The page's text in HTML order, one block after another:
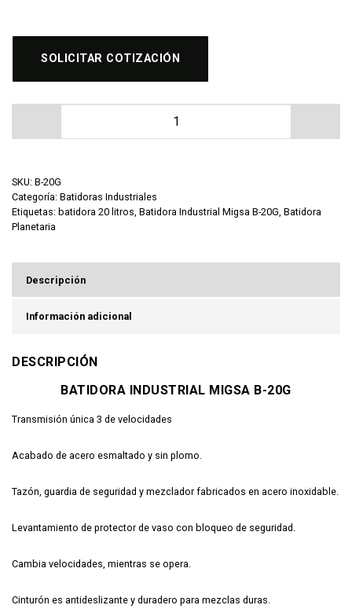
SOLICITAR COTIZACIÓN
Batidora Planetaria Migsa B-20G cantidad
SKU: B-20G
Categoría: Batidoras Industriales
Etiquetas: batidora 20 litros, Batidora Industrial Migsa B-20G, Batidora
Planetaria
Descripción
Información adicional
DESCRIPCIÓN
BATIDORA INDUSTRIAL MIGSA B-20G
Transmisión única 3 de velocidades
Acabado de acero esmaltado y sin plomo.
Tazón, guardia de seguridad y mezclador fabricados en acero inoxidable.
Levantamiento de protector de vaso con bloqueo de seguridad.
Cambia velocidades, mientras se opera.
Cinturón es antideslizante y duradero para mezclas duras.